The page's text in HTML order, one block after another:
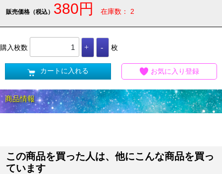
販売価格（税込） 380円 在庫数： 2
購入枚数 枚
カートに入れる お気に入り登録
商品情報
この商品を買った人は、他にこんな商品を買っ
ています